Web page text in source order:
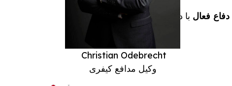
دفاع فعال با دفتر
Christian Odebrecht
وکیل مدافع کیفری